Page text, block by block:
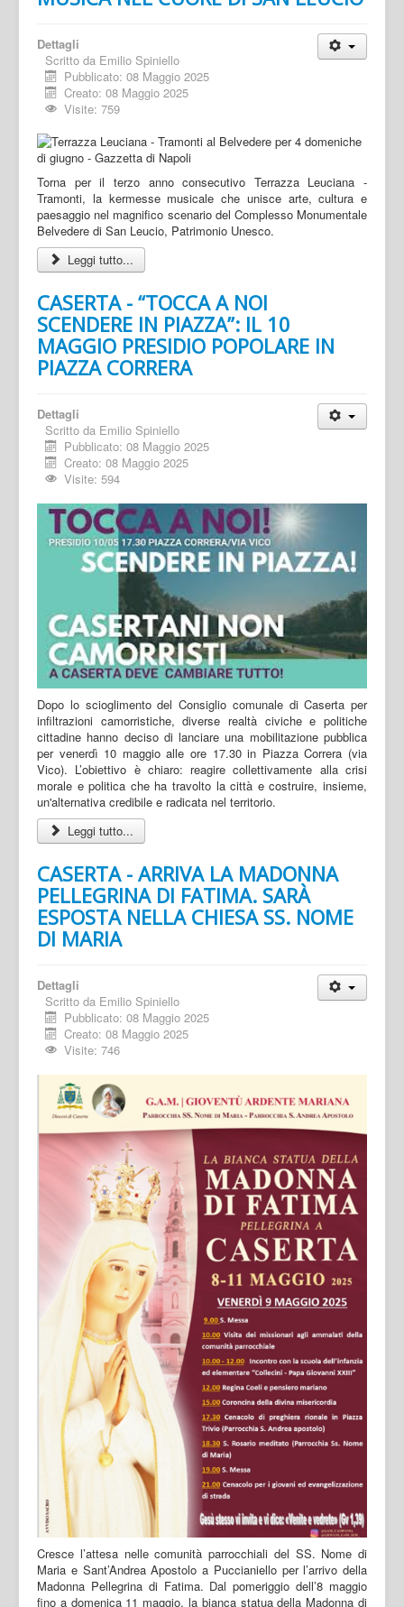
Dettagli
Scritto da Emilio Spiniello
Pubblicato: 08 Maggio 2025
Creato: 08 Maggio 2025
Visite: 759
Torna per il terzo anno consecutivo Terrazza Leuciana -
Tramonti, la kermesse musicale che unisce arte, cultura e
paesaggio nel magnifico scenario del Complesso Monumentale
Belvedere di San Leucio, Patrimonio Unesco.
Leggi tutto...
CASERTA - “TOCCA A NOI
SCENDERE IN PIAZZA”: IL 10
MAGGIO PRESIDIO POPOLARE IN
PIAZZA CORRERA
Dettagli
Scritto da Emilio Spiniello
Pubblicato: 08 Maggio 2025
Creato: 08 Maggio 2025
Visite: 594
Dopo lo scioglimento del Consiglio comunale di Caserta per
infiltrazioni camorristiche, diverse realtà civiche e politiche
cittadine hanno deciso di lanciare una mobilitazione pubblica
per venerdì 10 maggio alle ore 17.30 in Piazza Correra (via
Vico). L’obiettivo è chiaro: reagire collettivamente alla crisi
morale e politica che ha travolto la città e costruire, insieme,
un'alternativa credibile e radicata nel territorio.
Leggi tutto...
CASERTA - ARRIVA LA MADONNA
PELLEGRINA DI FATIMA. SARÀ
ESPOSTA NELLA CHIESA SS. NOME
DI MARIA
Dettagli
Scritto da Emilio Spiniello
Pubblicato: 08 Maggio 2025
Creato: 08 Maggio 2025
Visite: 746
Cresce l’attesa nelle comunità parrocchiali del SS. Nome di
Maria e Sant’Andrea Apostolo a Puccianiello per l’arrivo della
Madonna Pellegrina di Fatima. Dal pomeriggio dell’8 maggio
fino a domenica 11 maggio, la bianca statua della Madonna di